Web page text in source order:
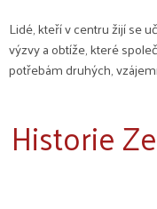
Lidé, kteří v centru žijí se
výzvy a obtíže, které
potřebám druhých,
Historie